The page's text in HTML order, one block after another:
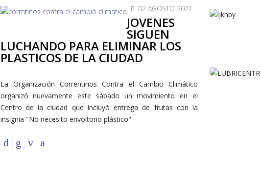
02 AGOSTO 2021
JOVENES
SIGUEN
LUCHANDO PARA ELIMINAR LOS
PLASTICOS DE LA CIUDAD
La Organización Correntinos Contra el Cambio Climático
organizó nuevamente este sábado un movimiento en el
Centro de la ciudad que incluyó entrega de frutas con la
insignia "No necesito envoltorio plástico"